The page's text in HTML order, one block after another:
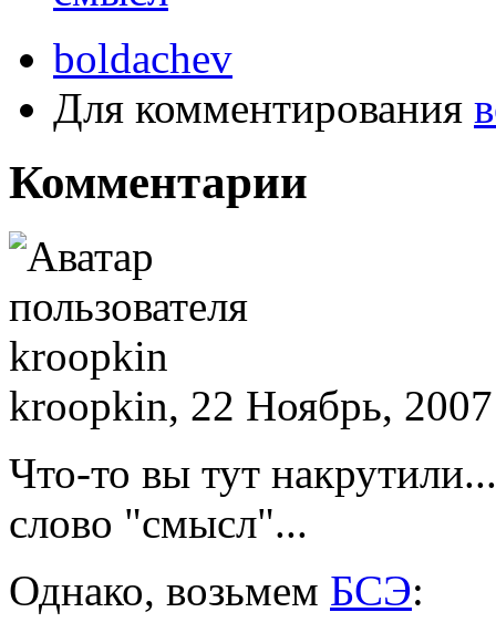
boldachev
Для комментирования
Комментарии
kroopkin, 22 Ноябрь,
Что-то вы тут
слово "смысл"...
Однако, возьмем БСЭ: